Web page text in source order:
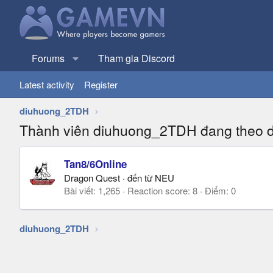
Forums Tham gia Discord
Latest activity Register
diuhuong_2TDH
Thành viên diuhuong_2TDH đang theo
Tan8/6Online
Dragon Quest · đến từ NEU
Bài viết 1,265 Reaction score 8 Điểm 0
diuhuong_2TDH